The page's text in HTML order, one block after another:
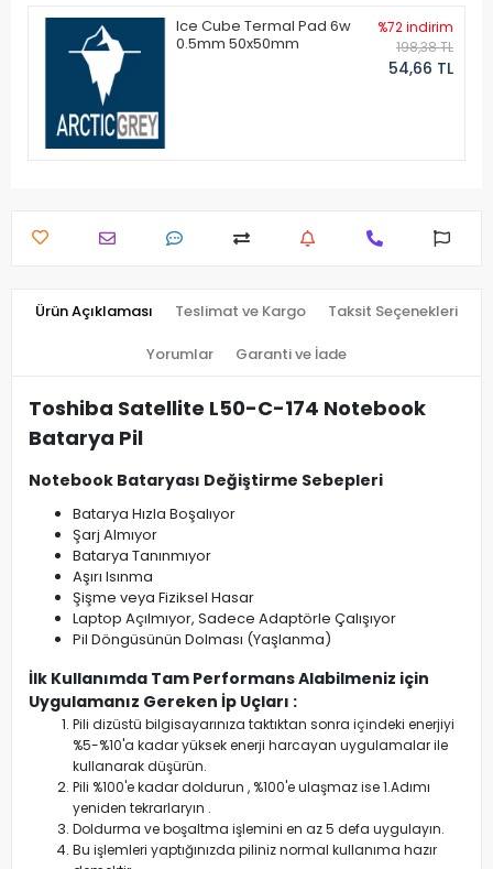
Ice Cube Termal Pad 6w
0.5mm 50x50mm
%72 indirim
198,38 TL
54,66 TL
Ürün Açıklaması Teslimat ve Kargo Taksit Seçenekleri
Yorumlar Garanti ve İade
Toshiba Satellite L50-C-174 Notebook
Batarya Pil
Notebook Bataryası Değiştirme Sebepleri
Batarya Hızla Boşalıyor
Şarj Almıyor
Batarya Tanınmıyor
Aşırı Isınma
Şişme veya Fiziksel Hasar
Laptop Açılmıyor, Sadece Adaptörle Çalışıyor
Pil Döngüsünün Dolması (Yaşlanma)
İlk Kullanımda Tam Performans Alabilmeniz için
Uygulamanız Gereken İp Uçları :
Pili dizüstü bilgisayarınıza taktıktan sonra içindeki enerjiyi
%5-%10'a kadar yüksek enerji harcayan uygulamalar ile
kullanarak düşürün.
Pili %100'e kadar doldurun , %100'e ulaşmaz ise 1.Adımı
yeniden tekrarlaryın .
Doldurma ve boşaltma işlemini en az 5 defa uygulayın.
Bu işlemleri yaptığınızda piliniz normal kullanıma hazır